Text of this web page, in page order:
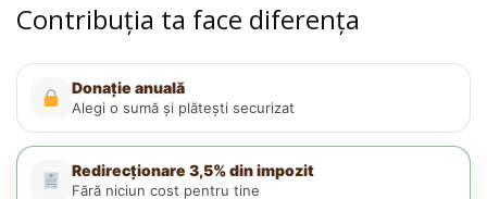
Contribuția ta face diferența
Donație anuală
Alegi o sumă și plătești securizat
Redirecționare 3,5% din impozit
Fără niciun cost pentru tine